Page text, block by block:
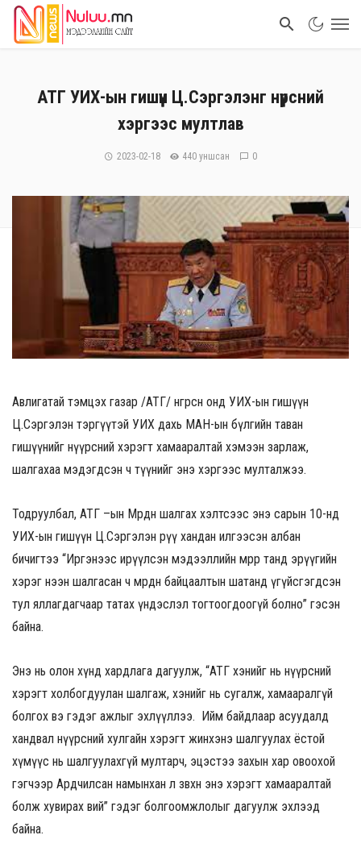
АТГ УИХ-ын гишүүн Ц.Сэргэлэнг нүүрсний
хэргээс мултлав
2023-02-18 440 уншсан 0
Авлигатай тэмцэх газар /АТГ/ өнгөрсөн онд УИХ-ын гишүүн
Ц.Сэргэлэн тэргүүтэй УИХ дахь МАН-ын бүлгийн таван
гишүүнийг нүүрсний хэрэгт хамааралтай хэмээн зарлаж,
шалгахаа мэдэгдсэн ч түүнийг энэ хэргээс мулталжээ.
Тодруулбал, АТГ –ын Мөрдөн шалгах хэлтсээс энэ сарын 10-нд
УИХ-ын гишүүн Ц.Сэргэлэн рүү хандан илгээсэн албан
бичигтээ “Иргэнээс ирүүлсэн мэдээллийн мөрөөр танд эрүүгийн
хэрэг нээн шалгасан ч мөрдөн байцаалтын шатанд үгүйсгэгдсэн
тул яллагдагчаар татах үндэслэл тогтоогдоогүй болно” гэсэн
байна.
Энэ нь олон хүнд хардлага дагуулж, “АТГ хэнийг нь нүүрсний
хэрэгт холбогдуулан шалгаж, хэнийг нь сугалж, хамааралгүй
болгох вэ гэдэг ажлыг эхлүүллээ. Ийм байдлаар асуудалд
хандвал нүүрсний хулгайн хэрэгт жинхэнэ шалгуулах ёстой
хүмүүс нь шалгуулахгүй мултарч, эцэстээ захын хар овоохой
гэгчээр Ардчилсан намынхан л зөвхөн энэ хэрэгт хамааралтай
болж хувирах вий” гэдэг болгоомжлолыг дагуулж эхлээд
байна.